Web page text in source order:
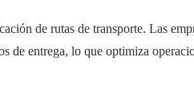
de rutas de transporte. Las
de entrega, lo que optimiza